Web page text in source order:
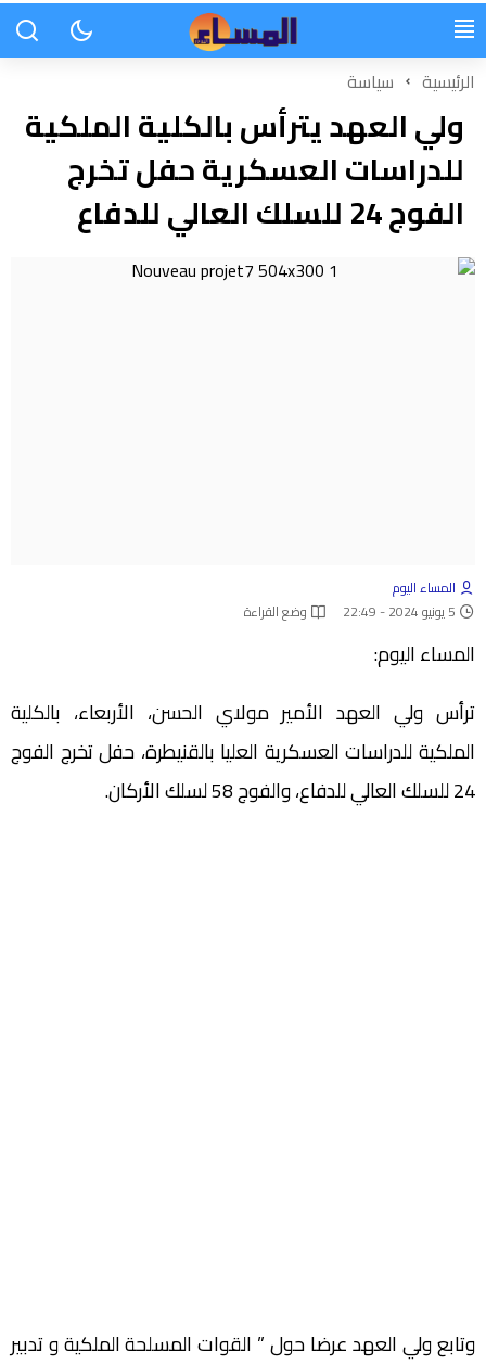
الرئيسية سياسة
ولي العهد يترأس بالكلية الملكية
للدراسات العسكرية حفل تخرج
الفوج 24 للسلك العالي للدفاع
المساء اليوم
5 يونيو 2024 - 22:49
وضع القراءة
المساء اليوم:
ترأس ولي العهد الأمير مولاي الحسن، الأربعاء، بالكلية
الملكية للدراسات العسكرية العليا بالقنيطرة، حفل تخرج الفوج
24 للسلك العالي للدفاع، والفوج 58 لسلك الأركان.
وتابع ولي العهد عرضا حول ” القوات المسلحة الملكية و تدبير